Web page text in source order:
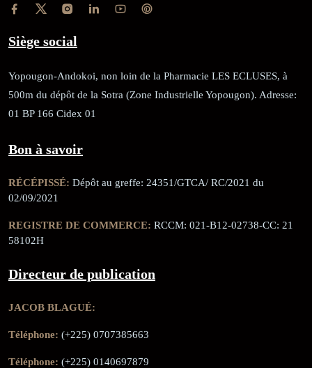
Siège social
Yopougon-Andokoi, non loin de la Pharmacie LES ECLUSES, à
500m du dépôt de la Sotra (Zone Industrielle Yopougon). Adresse:
01 BP 166 Cidex 01
Bon à savoir
RÉCÉPISSÉ: Dépôt au greffe: 24351/GTCA/ RC/2021 du
02/09/2021
REGISTRE DE COMMERCE: RCCM: 021-B12-02738-CC: 21
58102H
Directeur de publication
JACOB BLAGUÉ:
Téléphone: (+225) 0707385663
Téléphone: (+225) 0140697879